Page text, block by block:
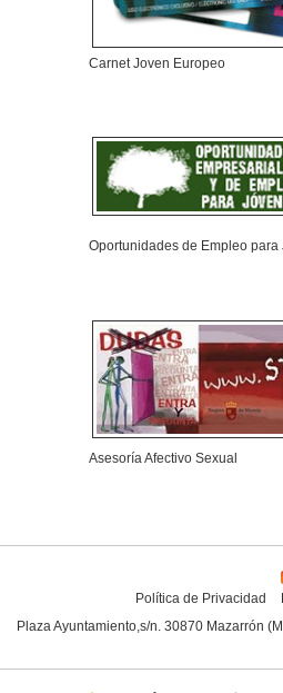
Carnet Joven Europeo
Oportunidades de Empleo para
Asesoría Afectivo Sexual
Política de Privacidad
Plaza Ayuntamiento,s/n. 30870 Mazarrón